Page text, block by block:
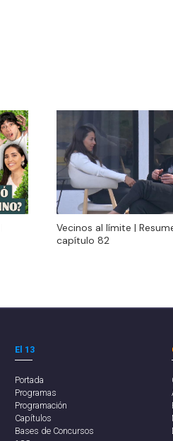
capítulo 82
Vecinos al límite |
capítulo 82
El 13
Portada
Programas
Programación
Capítulos
Bases de Concursos